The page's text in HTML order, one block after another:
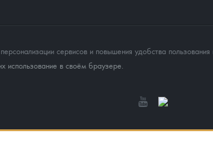
сервисов и повышения удобства пользования
использование в своём браузере.